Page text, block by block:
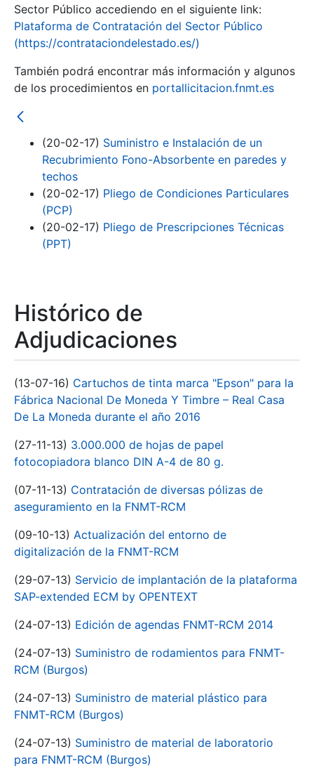
Sector Público accediendo en el siguiente link:
Plataforma de Contratación del Sector Público
(https://contrataciondelestado.es/)
También podrá encontrar más información y algunos
de los procedimientos en portallicitacion.fnmt.es
(20-02-17) Suministro e Instalación de un
Recubrimiento Fono-Absorbente en paredes y
techos
(20-02-17) Pliego de Condiciones Particulares
(PCP)
(20-02-17) Pliego de Prescripciones Técnicas
(PPT)
Histórico de
Adjudicaciones
(13-07-16) Cartuchos de tinta marca "Epson" para la
Fábrica Nacional De Moneda Y Timbre – Real Casa
De La Moneda durante el año 2016
(27-11-13) 3.000.000 de hojas de papel
fotocopiadora blanco DIN A-4 de 80 g.
(07-11-13) Contratación de diversas pólizas de
aseguramiento en la FNMT-RCM
(09-10-13) Actualización del entorno de
digitalización de la FNMT-RCM
(29-07-13) Servicio de implantación de la plataforma
SAP-extended ECM by OPENTEXT
(24-07-13) Edición de agendas FNMT-RCM 2014
(24-07-13) Suministro de rodamientos para FNMT-
RCM (Burgos)
(24-07-13) Suministro de material plástico para
FNMT-RCM (Burgos)
(24-07-13) Suministro de material de laboratorio
para FNMT-RCM (Burgos)